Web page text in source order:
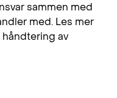
sammen med
med. Les mer
av